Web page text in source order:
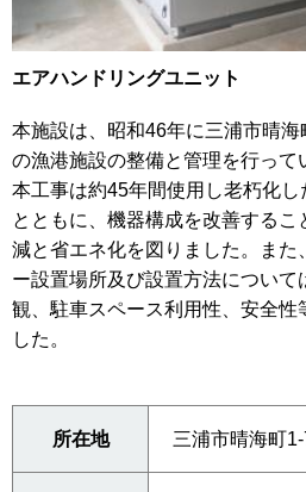
エアハンドリングユニット
本施設は、昭和46年に三浦市晴
の漁港施設の整備と管理を行って
本工事は約45年間使用し老朽化
とともに、機器構成を改善する
減と省エネ化を図りました。また
ー設置場所及び設置方法について
観、駐車スペース利用性、安全性
した。
所在地 三浦市晴海町